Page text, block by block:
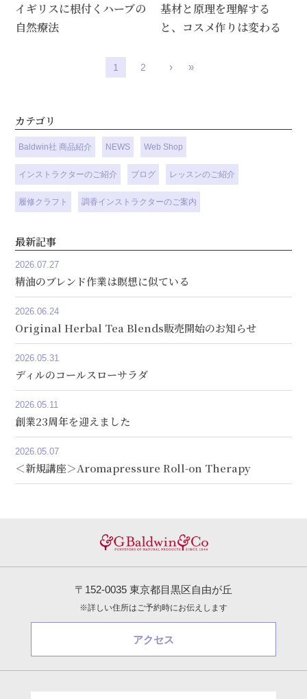
イギリスに根付くハーブの
自然療法
基材と原理を理解する
と、コスメ作りは変わる
1 2 › »
カテゴリ
Baldwin社 商品紹介 NEWS Web Shop
インストラクターのご紹介 ブログ レッスンのご紹介
履修クラフト 調香インストラクターのご案内
最新記事
2026.07.27
精油のブレンド作業は瞑想に似ている
2026.06.24
Original Herbal Tea Blends販売開始のお知らせ
2026.05.31
ディルのコールスローサラダ
2026.05.11
創業23周年を迎えました
2026.05.07
＜新規講座＞Aromapressure Roll-on Therapy
〒152-0035 東京都目黒区自由が丘
※詳しい住所はご予約時にお伝えします
アクセス